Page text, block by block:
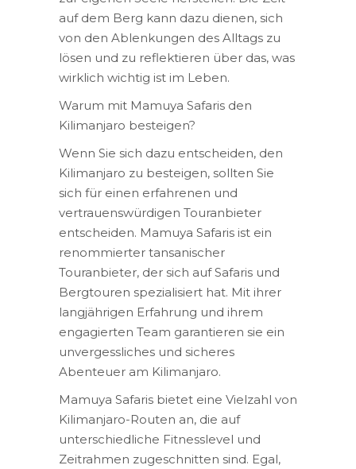
auf dem Berg kann dazu dienen, sich
von den Ablenkungen des Alltags zu
lösen und zu reflektieren über das, was
wirklich wichtig ist im Leben.
Warum mit Mamuya Safaris den
Kilimanjaro besteigen?
Wenn Sie sich dazu entscheiden, den
Kilimanjaro zu besteigen, sollten Sie
sich für einen erfahrenen und
vertrauenswürdigen Touranbieter
entscheiden. Mamuya Safaris ist ein
renommierter tansanischer
Touranbieter, der sich auf Safaris und
Bergtouren spezialisiert hat. Mit ihrer
langjährigen Erfahrung und ihrem
engagierten Team garantieren sie ein
unvergessliches und sicheres
Abenteuer am Kilimanjaro.
Mamuya Safaris bietet eine Vielzahl von
Kilimanjaro-Routen an, die auf
unterschiedliche Fitnesslevel und
Zeitrahmen zugeschnitten sind. Egal,